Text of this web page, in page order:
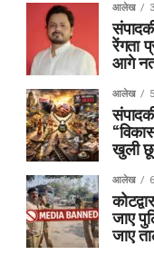
आलेख
रेंगता
आगे
आलेख
खुली
आलेख
जाए
जाए